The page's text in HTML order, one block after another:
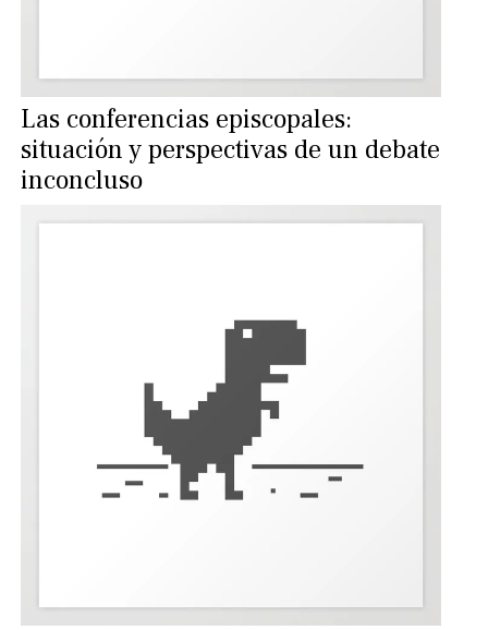
Las conferencias episcopales:
situación y perspectivas de un debate
inconcluso